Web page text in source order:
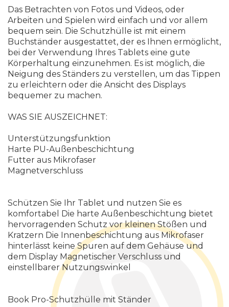
Das Betrachten von Fotos und Videos, oder
Arbeiten und Spielen wird einfach und vor allem
bequem sein. Die Schutzhülle ist mit einem
Buchständer ausgestattet, der es Ihnen ermöglicht,
bei der Verwendung Ihres Tablets eine gute
Körperhaltung einzunehmen. Es ist möglich, die
Neigung des Ständers zu verstellen, um das Tippen
zu erleichtern oder die Ansicht des Displays
bequemer zu machen.
WAS SIE AUSZEICHNET:
Unterstützungsfunktion
Harte PU-Außenbeschichtung
Futter aus Mikrofaser
Magnetverschluss
Schützen Sie Ihr Tablet und nutzen Sie es
komfortabel Die harte Außenbeschichtung bietet
hervorragenden Schutz vor kleinen Stößen und
Kratzern Die Innenbeschichtung aus Mikrofaser
hinterlässt keine Spuren auf dem Gehäuse und
dem Display Magnetischer Verschluss und
einstellbarer Nutzungswinkel
Book Pro-Schutzhülle mit Ständer